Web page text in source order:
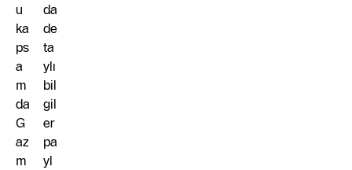
u
ka
ps
a
m
da
G
az
m
da
de
ta
ylı
bil
gil
er
pa
yl